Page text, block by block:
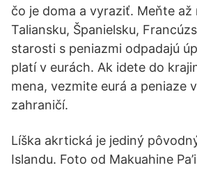
čo je doma a vyraziť. Meňte až
Taliansku, Španielsku,
starosti s peniazmi odpadajú
platí v eurách. Ak idete do
mena, vezmite eurá a peniaze
zahraničí.
Líška akrtická je jediný
Islandu. Foto od Makuahine